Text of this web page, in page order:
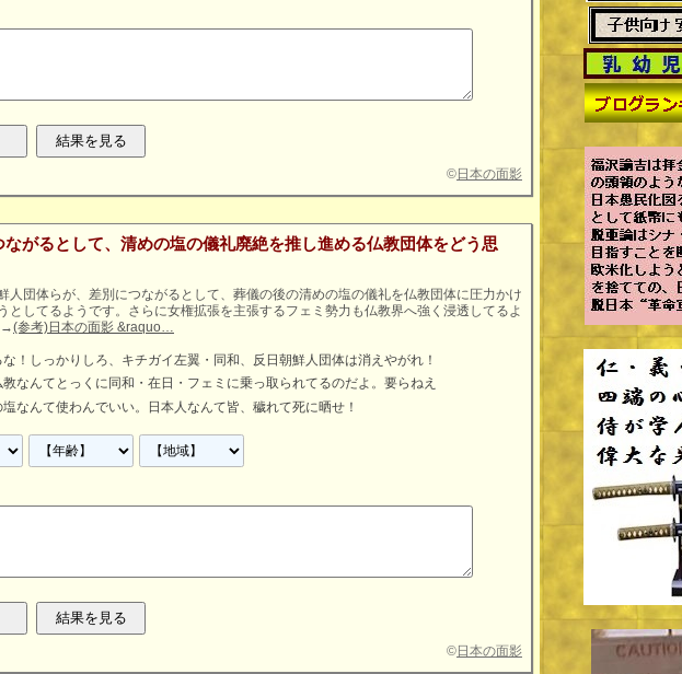
©日本の面影
ながるとして、清めの塩の儀礼廃絶を推し進める仏教団体をどう思
人団体らが、差別につながるとして、葬儀の後の清めの塩の儀礼を仏教団体に圧力かけ
としてるようです。さらに女権拡張を主張するフェミ勢力も仏教界へ強く浸透してるよ
→(参考)日本の面影 &raquo…
！しっかりしろ、キチガイ左翼・同和、反日朝鮮人団体は消えやがれ！
教なんてとっくに同和・在日・フェミに乗っ取られてるのだよ。要らねえ
塩なんて使わんでいい。日本人なんて皆、穢れて死に晒せ！
©日本の面影